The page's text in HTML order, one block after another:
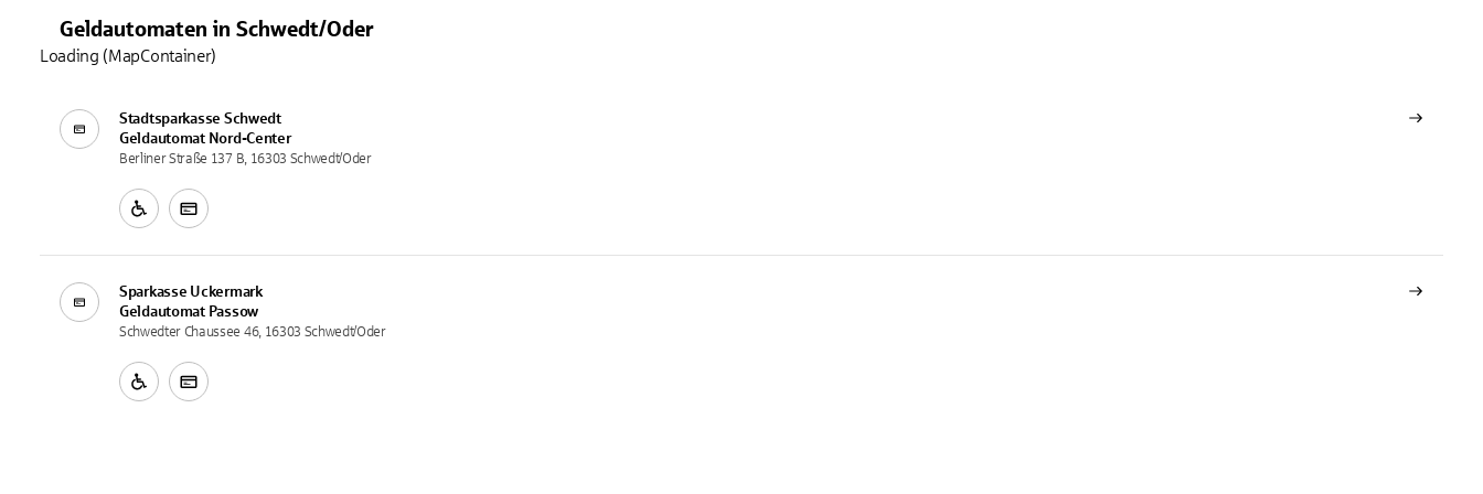
Geldautomaten in Schwedt/Oder
Stadtsparkasse Schwedt
Geldautomat Nord-Center
Berliner Straße 137 B, 16303 Schwedt/Oder
Sparkasse Uckermark
Geldautomat Passow
Schwedter Chaussee 46, 16303 Schwedt/Oder
Loading (MapContainer)